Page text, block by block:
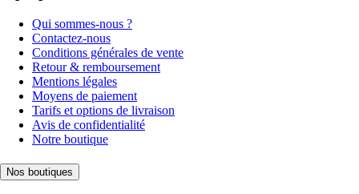
Qui sommes-nous ?
Contactez-nous
Conditions générales de vente
Retour & remboursement
Mentions légales
Moyens de paiement
Tarifs et options de livraison
Avis de confidentialité
Notre boutique
Nos boutiques